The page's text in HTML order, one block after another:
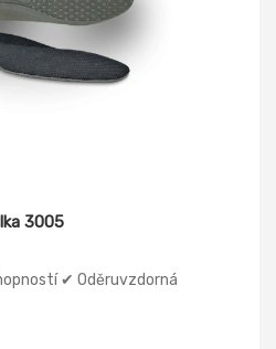
3005
✔ Oděruvzdorná